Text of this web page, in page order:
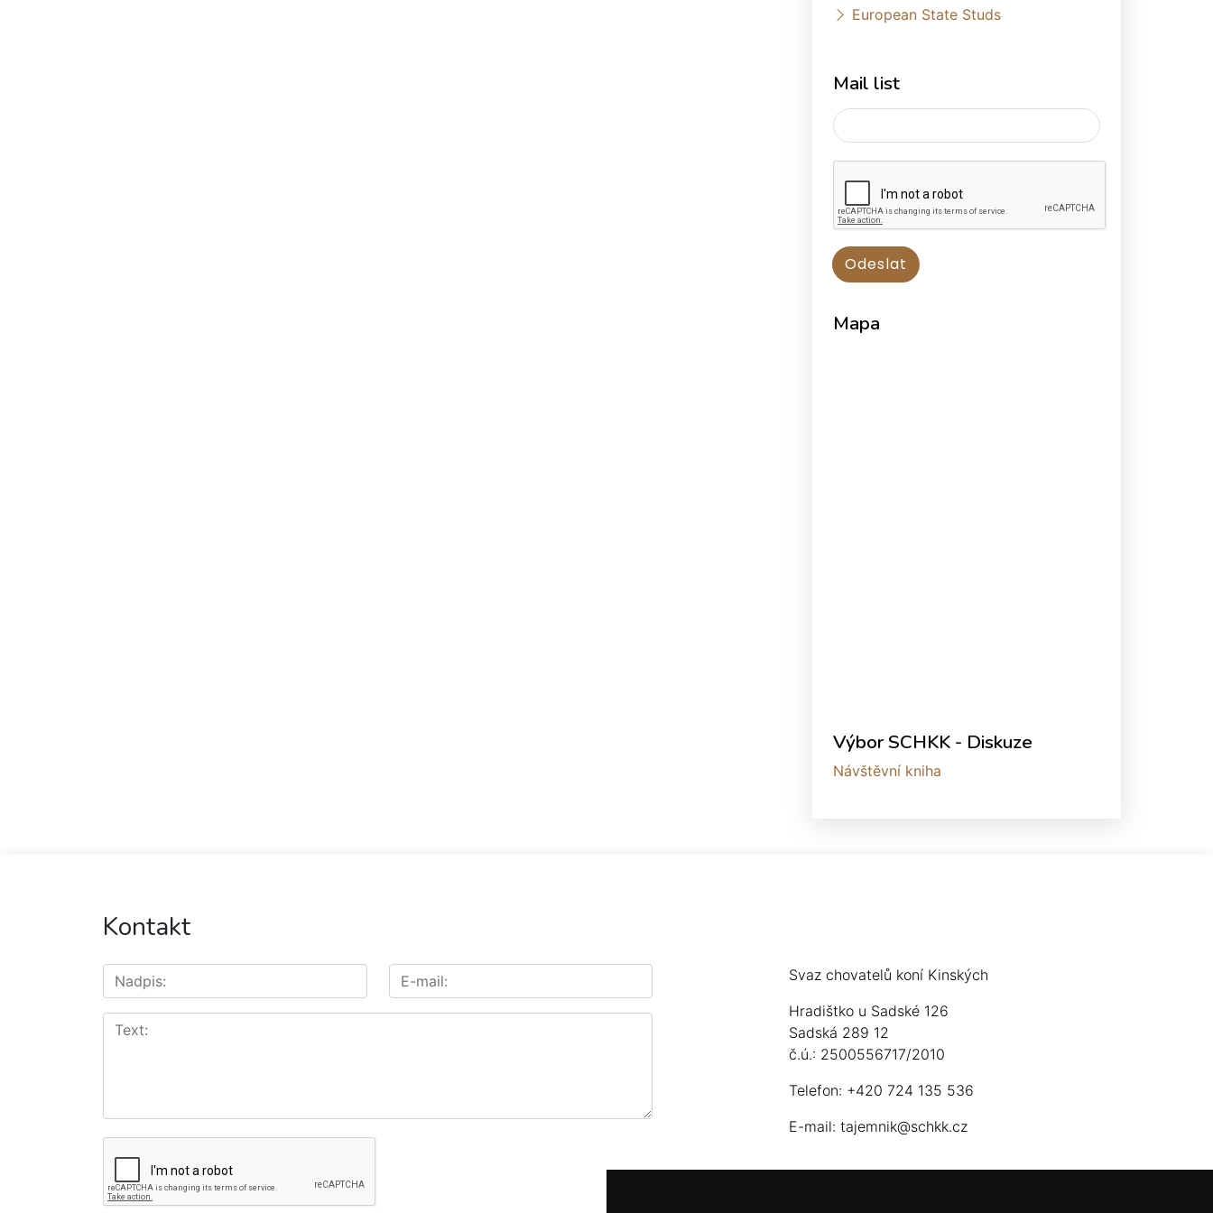
European State Studs
Mail list
Mapa
Výbor SCHKK - Diskuze
Návštěvní kniha
Kontakt
Svaz chovatelů koní Kinských
Hradištko u Sadské 126
Sadská 289 12
č.ú.: 2500556717/2010
Telefon: +420 724 135 536
E-mail: tajemnik@schkk.cz